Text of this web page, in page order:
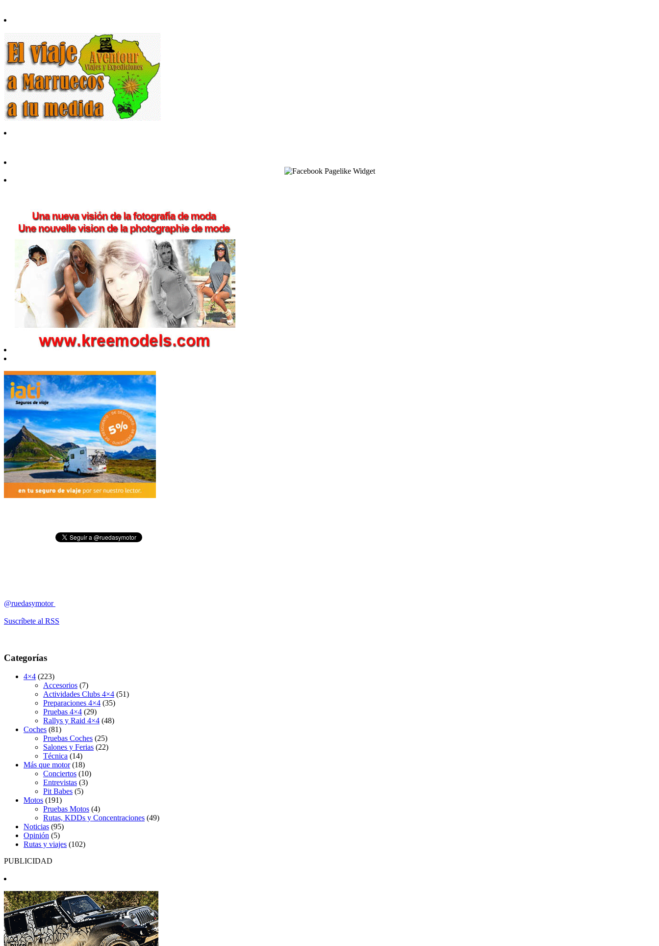
@ruedasymotor
Suscríbete al RSS
Categorías
4×4 (223)
Accesorios (7)
Actividades Clubs 4×4 (51)
Preparaciones 4×4 (35)
Pruebas 4×4 (29)
Rallys y Raid 4×4 (48)
Coches (81)
Pruebas Coches (25)
Salones y Ferias (22)
Técnica (14)
Más que motor(18)
Conciertos (10)
Entrevistas (3)
Pit Babes (5)
Motos (191)
Pruebas Motos (4)
Rutas, KDDs y Concentraciones (49)
Noticias (95)
Opinión (5)
Rutas y viajes (102)
PUBLICIDAD